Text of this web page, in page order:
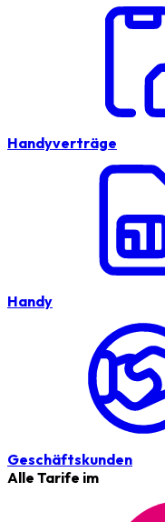
Handyverträge
Handy
Geschäftskunden
Alle Tarife im